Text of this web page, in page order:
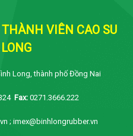
VIÊN CAO SU
Long, thành phố Đồng Nai
Fax: 0271.3666.222
; imex@binhlongrubber.vn